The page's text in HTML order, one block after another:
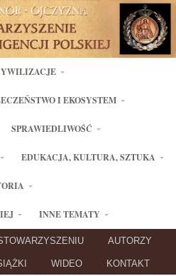
I EKOSYSTEM
SPRAWIEDLIWOŚĆ
EDUKACJA, KULTURA, SZTUKA
INNE TEMATY
AUTORZY
WIDEO KONTAKT